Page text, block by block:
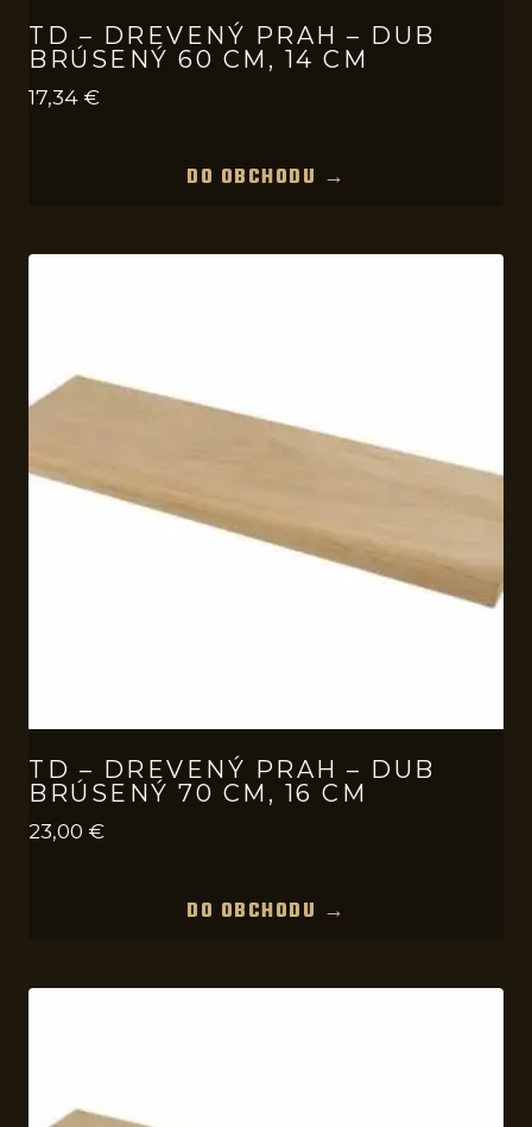
TD – DREVENÝ PRAH – DUB
BRÚSENÝ 60 CM, 14 CM
17,34 €
DO OBCHODU →
TD – DREVENÝ PRAH – DUB
BRÚSENÝ 70 CM, 16 CM
23,00 €
DO OBCHODU →